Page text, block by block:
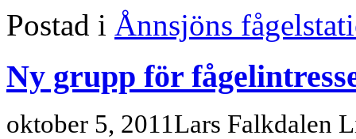
Postad i Ånnsjöns
Ny grupp för
oktober 5, 2011Lars Falkdalen